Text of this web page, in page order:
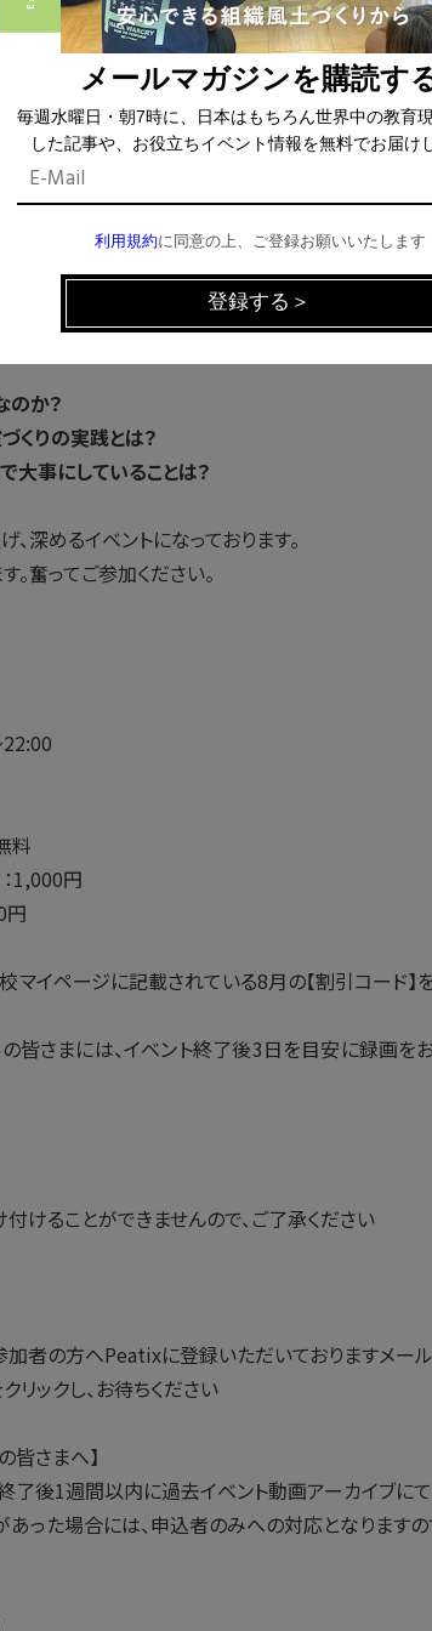
考え方を教室に取り入れる、公立小学校の通級指
っかけで、アートな見方・考え方を教室に取り入
のある方の不思議な行動を「なんでそんなん！？
組みだったそうです。
取り入れることで、一見すると困った子のように
ま認められるようになったといいます。
のか？
くりの実践とは？
大事にしていることは？
深めるイベントになっております。
奮ってご参加ください。
料
：1,000円
円
イページに記載されている8月の【割引コード】
皆さまには、イベント終了後3日を目安に録画を
けることができませんので、ご了承ください
加者の方へPeatixに登録いただいておりますメー
リックし、お待ちください
皆さまへ】
終了後1週間以内に過去イベント動画アーカイブに
った場合には、申込者のみへの対応となりますの
メールマガジンを購読す
毎週水曜日・朝7時に、日本はもちろん世界中の教育
した記事や、お役立ちイベント情報を無料でお届け
利用規約に同意の上、ご登録お願いいたします